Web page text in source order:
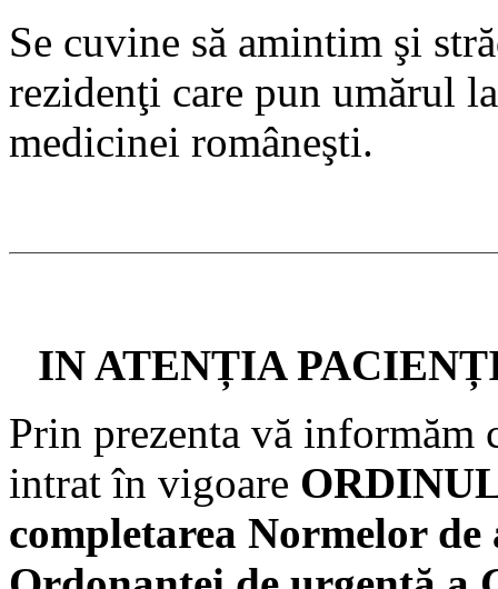
Se cuvine să amintim şi
rezidenţi care pun umărul
medicinei româneşti.
IN ATENȚIA
Prin prezenta vă informăm
intrat în vigoare
completarea Normelor